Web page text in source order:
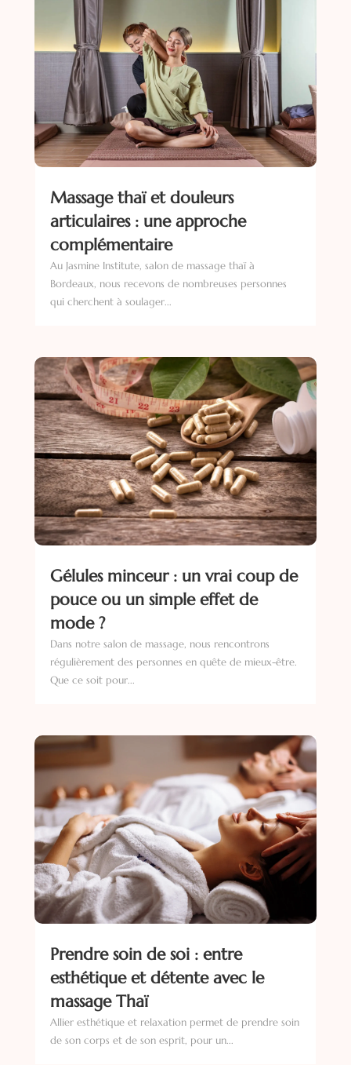
Massage thaï et douleurs
articulaires : une approche
complémentaire
Au Jasmine Institute, salon de massage thaï à
Bordeaux, nous recevons de nombreuses personnes
qui cherchent à soulager...
Gélules minceur : un vrai coup de
pouce ou un simple effet de
mode ?
Dans notre salon de massage, nous rencontrons
régulièrement des personnes en quête de mieux-être.
Que ce soit pour...
Prendre soin de soi : entre
esthétique et détente avec le
massage Thaï
Allier esthétique et relaxation permet de prendre soin
de son corps et de son esprit, pour un...